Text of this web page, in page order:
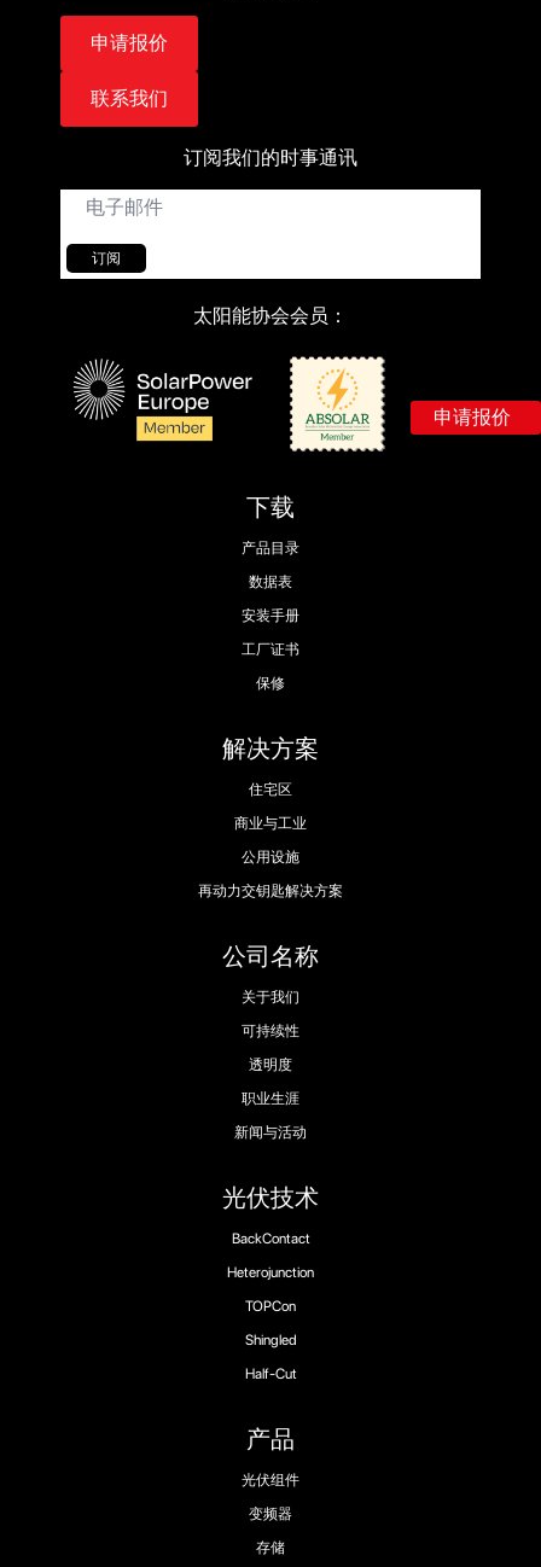
申请报价
产品
光伏组件
变频器
存储
光伏技术
BackContact
Heterojunction
TOPCon
Shingled
Half-Cut
公司名称
关于我们
可持续性
透明度
职业生涯
新闻与活动
解决方案
住宅区
商业与工业
公用设施
再动力交钥匙解决方案
下载
产品目录
数据表
安装手册
工厂证书
保修
申请报价
联系我们
订阅我们的时事通讯
电
件
*
订阅
太阳能协会会员：